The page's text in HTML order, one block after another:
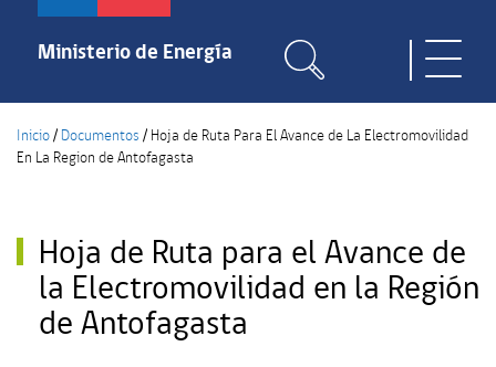
Pasar
contenido
Ministerio de Energía
Inicio/ Documentos / Hoja de Ruta Para El Avance de La Electromovilidad
En La Region de Antofagasta
Hoja de Ruta para el Avance de
la Electromovilidad en la Región
de Antofagasta